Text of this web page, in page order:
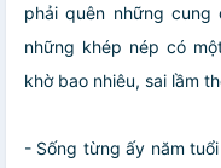
phải quên những
những khép nép có
khờ bao nhiêu, sai lầm
- Sống từng ấy năm